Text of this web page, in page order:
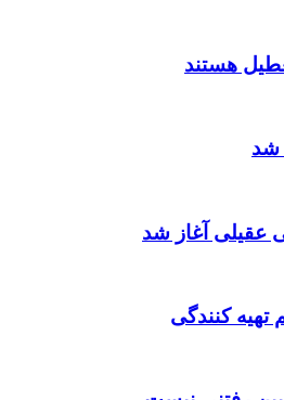
هستند
شد
عقیلی آغاز شد
تهیه کنندگی